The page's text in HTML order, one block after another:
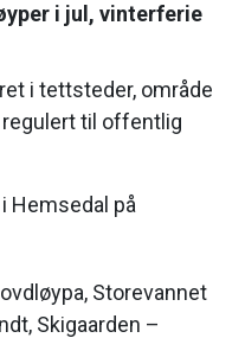
i jul, vinterferie
i tettsteder, område
til offentlig
Hemsedal på
Storevannet
Skigaarden –